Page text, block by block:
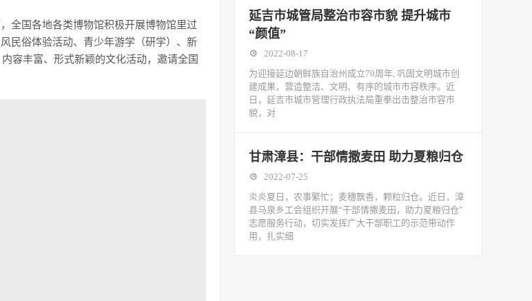
全国各地各类博物馆积极开展博物馆里过
民俗体验活动、青少年游学（研学）、新
容丰富、形式新颖的文化活动，邀请全国
延吉市城管局整治市容市貌 提升城市
“颜值”
2022-08-17
为迎接延边朝鲜族自治州成立70周年, 巩固文明城市创
建成果，营造整洁、文明、有序的城市市容秩序。近
日，延吉市城市管理行政执法局重拳出击整治市容市
貌，对
甘肃漳县：干部情撒麦田 助力夏粮归仓
2022-07-25
炎炎夏日，农事繁忙；麦穗飘香，颗粒归仓。近日，漳
县马泉乡工会组织开展“干部情撒麦田，助力夏粮归仓”
志愿服务行动，切实发挥广大干部职工的示范带动作
用，扎实细